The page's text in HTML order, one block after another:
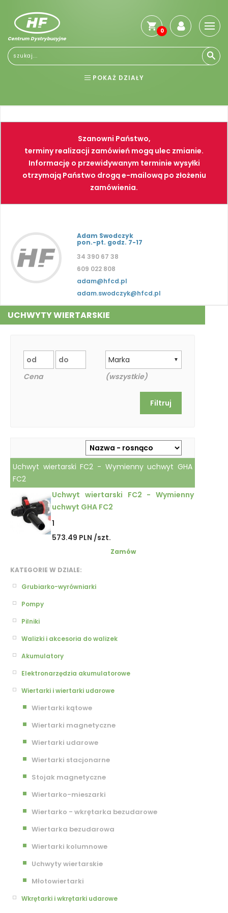
Centrum Dystrybucyjne
0
POKAŻ DZIAŁY
NARZĘDZIA SPAWALNICTWO
FARBY PNEUMATYKA
Szanowni Państwo,
terminy realizacji zamówień mogą ulec zmianie.
Informację o przewidywanym terminie wysyłki
otrzymają Państwo drogą e-mailową po złożeniu
zamówienia.
Adam Swodczyk
pon.-pt. godz. 7-17
34 390 67 38
609 022 808
adam@hfcd.pl
adam.swodczyk@hfcd.pl
UCHWYTY WIERTARSKIE
KATEGORIE W DZIALE:
Grubiarko-wyrówniarki
Pompy
Pilniki
Walizki i akcesoria do walizek
Akumulatory
Elektronarzędzia akumulatorowe
Wiertarki i wiertarki udarowe
Wiertarki kątowe
Wiertarki magnetyczne
Wiertarki udarowe
Wiertarki stacjonarne
Stojak magnetyczne
Wiertarko-mieszarki
Wiertarko - wkrętarka bezudarowe
Wiertarka bezudarowa
Wiertarki kolumnowe
Uchwyty wiertarskie
Młotowiertarki
Wkrętarki i wkrętarki udarowe
Cena
▼
Marka
(wszystkie)
Uchwyt wiertarski FC2 - Wymienny uchwyt GHA
FC2
Uchwyt wiertarski FC2 - Wymienny
uchwyt GHA FC2
1
573.49 PLN /szt.
Zamów